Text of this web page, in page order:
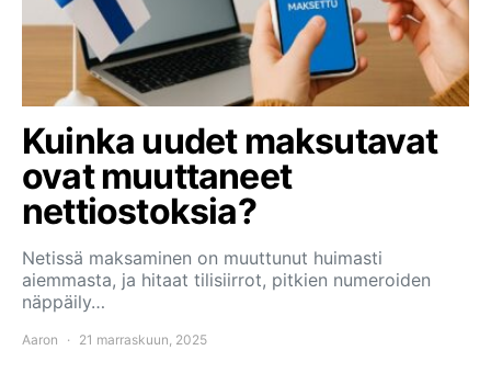
Kuinka uudet maksutavat
ovat muuttaneet
nettiostoksia?
Netissä maksaminen on muuttunut huimasti
aiemmasta, ja hitaat tilisiirrot, pitkien numeroiden
näppäily…
Aaron 21 marraskuun, 2025